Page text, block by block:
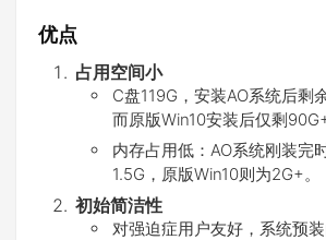
优点
占用空间小
C盘119G，安装AO系统后剩
而原版Win10安装后仅剩
内存占用低：AO系统刚装完
1.5G，原版Win10则为2G+。
初始简洁性
对强迫症用户友好，系统预